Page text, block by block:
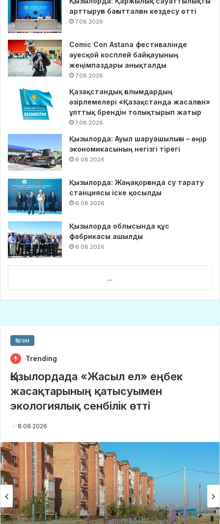
арттыруға бағытталған кездесу өтті
7.08.2026
Comic Con Astana фестивалінде
әуесқой косплей байқауының
жеңімпаздары анықталды
7.08.2026
Қазақстандық ғалымдардың
әзірлемелері «Қазақстанда жасалған»
ұлттық брендін толықтырып жатыр
7.08.2026
Қызылорда: Ауыл шаруашылығы – өңір
экономикасының негізгі тірегі
6.08.2026
Қызылорда: Жаңақорғанда су тарату
станциясы іске қосылды
6.08.2026
Қызылорда облысында құс
фабрикасы ашылды
6.08.2026
...